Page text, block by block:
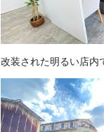
改装された明るい店内